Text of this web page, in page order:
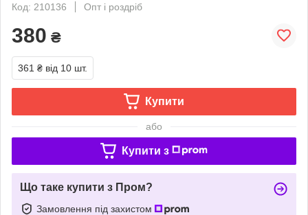
Код: 210136
Опт і роздріб
380 ₴
361 ₴ від 10 шт.
Купити
або
Купити з
Що таке купити з Пром?
Замовлення під захистом